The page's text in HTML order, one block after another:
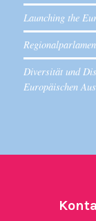
Launching the
Diversität und
Europäischen